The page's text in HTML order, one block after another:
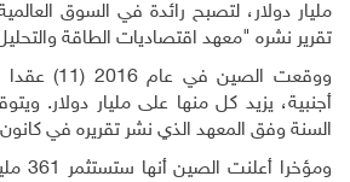
مليار دولار، لتصبح رائدة في السوق
تقرير نشره "معهد اقتصاديات الطاقة
ووقعت
أجنبية، يزيد كل منها على مليار دولار.
السنة وفق المعهد الذي نشر تقريره في